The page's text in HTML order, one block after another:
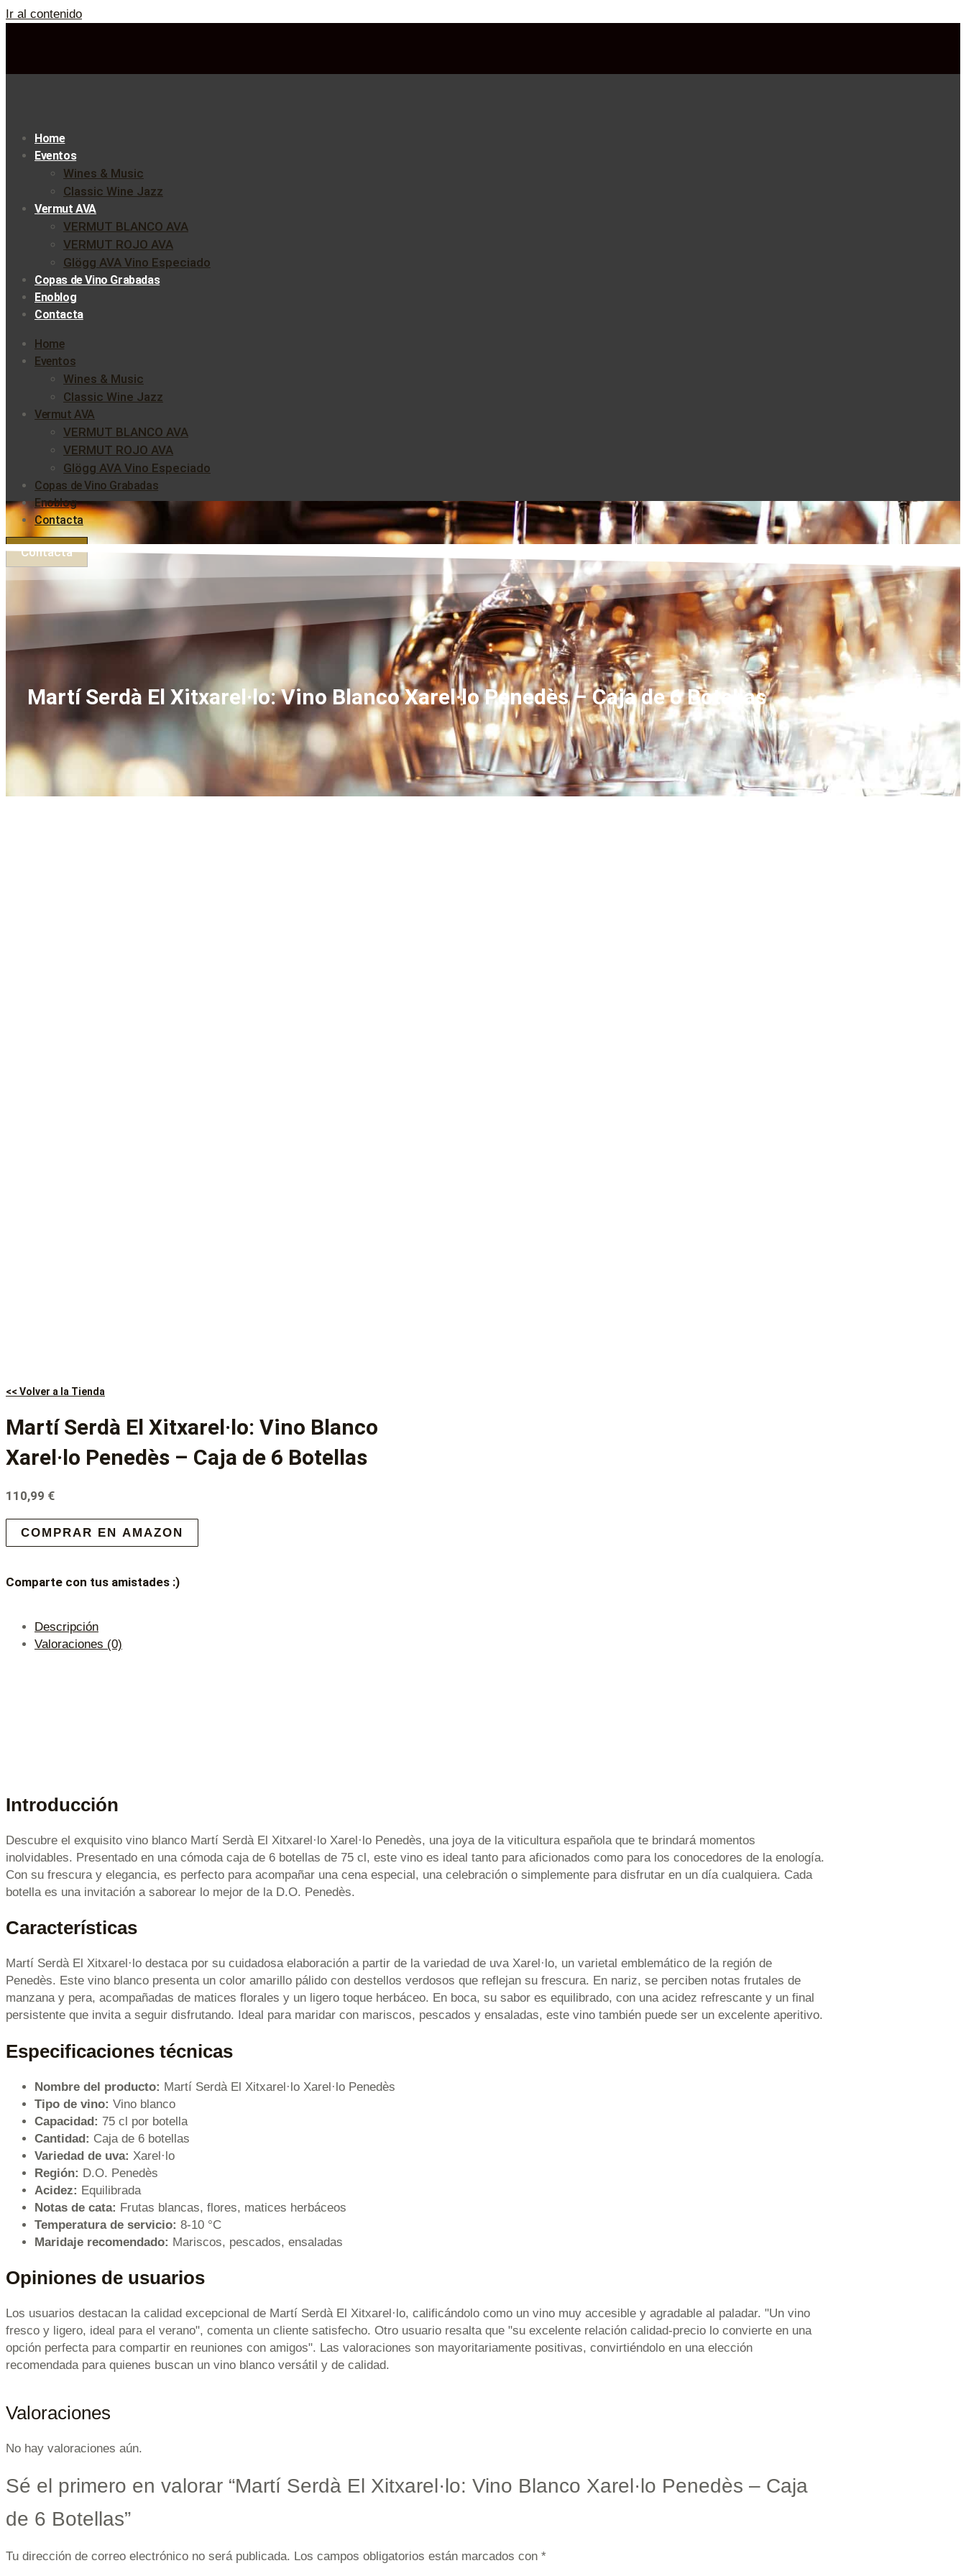
Ir al contenido
Home
Eventos
Wines & Music
Classic Wine Jazz
Vermut AVA
VERMUT BLANCO AVA
VERMUT ROJO AVA
Glögg AVA Vino Especiado
Copas de Vino Grabadas
Enoblog
Contacta
Home
Eventos
Wines & Music
Classic Wine Jazz
Vermut AVA
VERMUT BLANCO AVA
VERMUT ROJO AVA
Glögg AVA Vino Especiado
Copas de Vino Grabadas
Enoblog
Contacta
Contacta
Martí Serdà El Xitxarel·lo: Vino Blanco Xarel·lo Penedès – Caja de 6 Botellas
<< Volver a la Tienda
Martí Serdà El Xitxarel·lo: Vino Blanco
Xarel·lo Penedès – Caja de 6 Botellas
110,99 €
COMPRAR EN AMAZON
Comparte con tus amistades :)
Descripción
Valoraciones (0)
Introducción
Descubre el exquisito vino blanco Martí Serdà El Xitxarel·lo Xarel·lo Penedès, una joya de la viticultura española que te brindará momentos
inolvidables. Presentado en una cómoda caja de 6 botellas de 75 cl, este vino es ideal tanto para aficionados como para los conocedores de la enología.
Con su frescura y elegancia, es perfecto para acompañar una cena especial, una celebración o simplemente para disfrutar en un día cualquiera. Cada
botella es una invitación a saborear lo mejor de la D.O. Penedès.
Características
Martí Serdà El Xitxarel·lo destaca por su cuidadosa elaboración a partir de la variedad de uva Xarel·lo, un varietal emblemático de la región de
Penedès. Este vino blanco presenta un color amarillo pálido con destellos verdosos que reflejan su frescura. En nariz, se perciben notas frutales de
manzana y pera, acompañadas de matices florales y un ligero toque herbáceo. En boca, su sabor es equilibrado, con una acidez refrescante y un final
persistente que invita a seguir disfrutando. Ideal para maridar con mariscos, pescados y ensaladas, este vino también puede ser un excelente aperitivo.
Especificaciones técnicas
Nombre del producto: Martí Serdà El Xitxarel·lo Xarel·lo Penedès
Tipo de vino: Vino blanco
Capacidad: 75 cl por botella
Cantidad: Caja de 6 botellas
Variedad de uva: Xarel·lo
Región: D.O. Penedès
Acidez: Equilibrada
Notas de cata: Frutas blancas, flores, matices herbáceos
Temperatura de servicio: 8-10 °C
Maridaje recomendado: Mariscos, pescados, ensaladas
Opiniones de usuarios
Los usuarios destacan la calidad excepcional de Martí Serdà El Xitxarel·lo, calificándolo como un vino muy accesible y agradable al paladar. "Un vino
fresco y ligero, ideal para el verano", comenta un cliente satisfecho. Otro usuario resalta que "su excelente relación calidad-precio lo convierte en una
opción perfecta para compartir en reuniones con amigos". Las valoraciones son mayoritariamente positivas, convirtiéndolo en una elección
recomendada para quienes buscan un vino blanco versátil y de calidad.
Valoraciones
No hay valoraciones aún.
Sé el primero en valorar “Martí Serdà El Xitxarel·lo: Vino Blanco Xarel·lo Penedès – Caja
de 6 Botellas”
Tu dirección de correo electrónico no será publicada. Los campos obligatorios están marcados con *